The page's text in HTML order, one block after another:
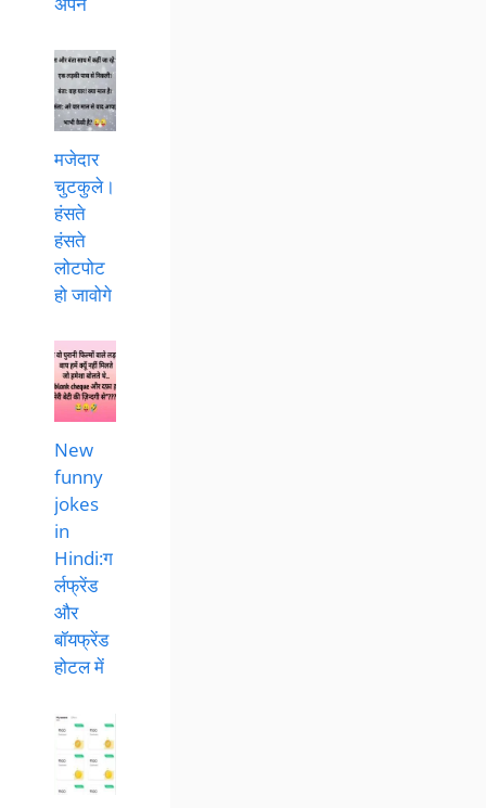
मजेदार
चुटकुले।
हंसते
हंसते
लोटपोट
हो जावोगे
New
funny
jokes
in
Hindi:ग
र्लफ्रेंड
और
बॉयफ्रेंड
होटल में